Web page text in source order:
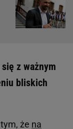
z ważnym
bliskich
że na